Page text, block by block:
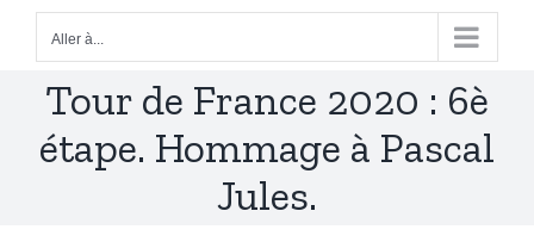
Aller à...
Tour de France 2020 : 6è
étape. Hommage à Pascal
Jules.